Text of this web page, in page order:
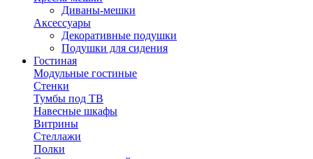
Диваны-мешки
Аксессуары
Декоративные подушки
Подушки для сидения
Гостиная
Модульные гостиные
Стенки
Тумбы под ТВ
Навесные шкафы
Витрины
Стеллажи
Полки